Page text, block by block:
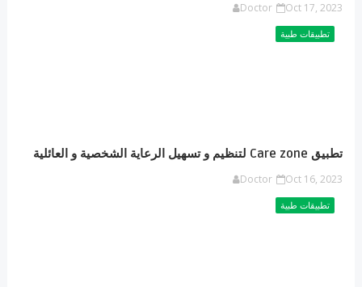
Doctor Oct 17, 2023
تطبيقات طبية
تطبيق Care zone لتنظيم و تسهيل الرعاية الشخصية و العائلية
Doctor Oct 16, 2023
تطبيقات طبية